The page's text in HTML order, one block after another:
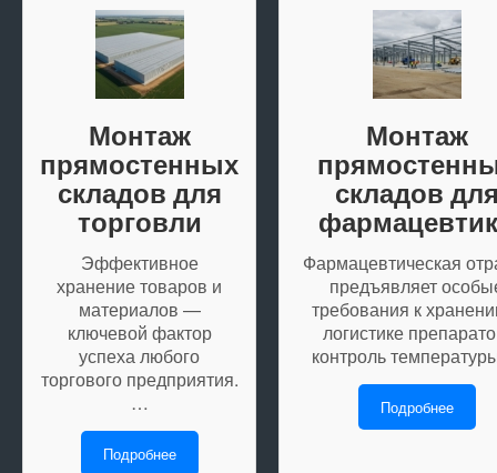
Монтаж
прямостенных
складов для
торговли
Эффективное
хранение товаров и
материалов —
ключевой фактор
успеха любого
торгового предприятия.
…
Подробнее
Монтаж
складов
Фармацевтическая
предъявляет
требования к
логистике
контроль
Подробнее